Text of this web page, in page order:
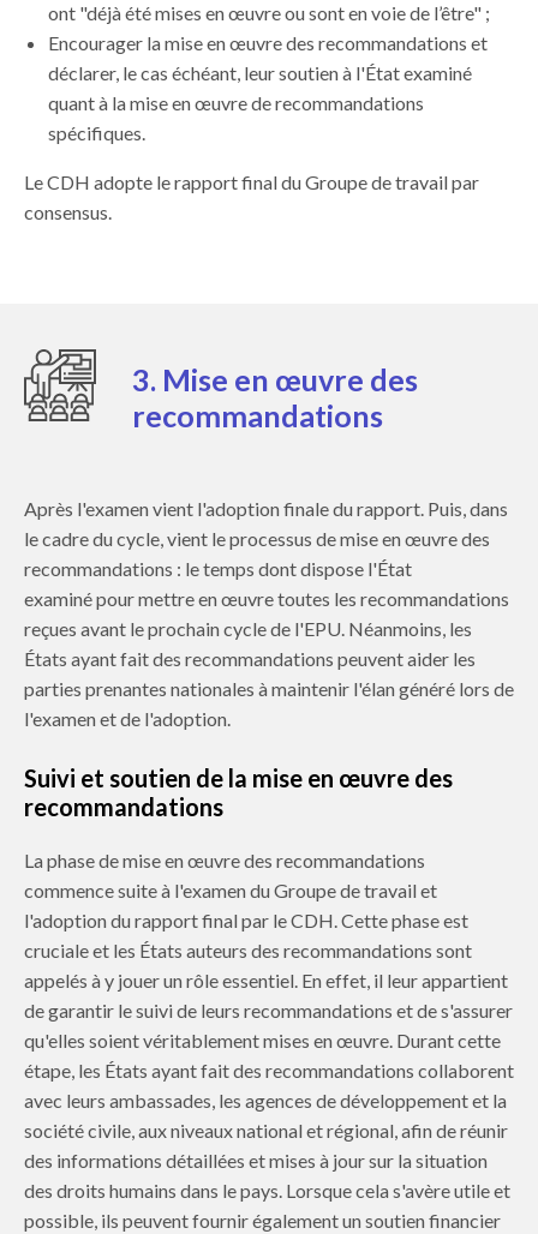
ont "déjà été mises en œuvre ou sont en voie de l’être" ;
Encourager la mise en œuvre des recommandations et
déclarer, le cas échéant, leur soutien à l'État examiné
quant à la mise en œuvre de recommandations
spécifiques.
Le CDH adopte le rapport final du Groupe de travail par
consensus.
3. Mise en œuvre des
recommandations
Après l'examen vient l'adoption finale du rapport. Puis, dans
le cadre du cycle, vient le processus de mise en œuvre des
recommandations : le temps dont dispose l'État
examinépour mettre en œuvretoutes les recommandations
reçues avant le prochain cycle de l'EPU. Néanmoins, les
États ayant fait des recommandations peuvent aider les
parties prenantes nationales à maintenir l'élan généré lors de
l'examen et de l'adoption.
Suivi et soutien de la mise en œuvre des
recommandations
La phase de mise en œuvre des recommandations
commence suite à l'examen du Groupe de travail et
l'adoption du rapport final par le CDH. Cette phase est
cruciale et les États auteurs des recommandations sont
appelés à y jouer un rôle essentiel. En effet, il leur appartient
de garantir le suivi de leurs recommandations et de s'assurer
qu'elles soient véritablement mises en œuvre. Durant cette
étape, les États ayant fait des recommandations collaborent
avec leurs ambassades, les agences de développement et la
société civile, aux niveaux national et régional, afin de réunir
des informations détaillées et mises à jour sur la situation
des droits humains dans le pays. Lorsque cela s'avère utile et
possible, ils peuvent fournirégalement un soutien financier